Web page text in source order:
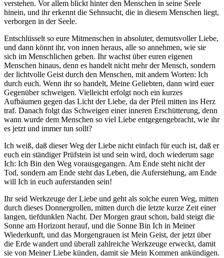
verstehen. Vor allem blickt hinter den Menschen in seine Seele
hinein, und ihr erkennt die Sehnsucht, die in diesem Menschen liegt,
verborgen in der Seele.
Entschlüsselt so eure Mitmenschen in absoluter, demutsvoller Liebe,
und dann könnt ihr, von innen heraus, alle so annehmen, wie sie
sich im Menschlichen geben. Ihr wachst über euren eigenen
Menschen hinaus, denn es handelt nicht mehr der Mensch, sondern
der lichtvolle Geist durch den Menschen, mit andern Worten: Ich
durch euch. Wenn ihr so handelt, Meine Geliebten, dann wird euer
Gegenüber schweigen. Vielleicht erfolgt noch ein kurzes
Aufbäumen gegen das Licht der Liebe, da der Pfeil mitten ins Herz
traf. Danach folgt das Schweigen einer inneren Erschütterung, denn
wann wurde dem Menschen so viel Liebe entgegengebracht, wie ihr
es jetzt und immer tun sollt?
Ich weiß, daß dieser Weg der Liebe nicht einfach für euch ist, daß er
euch ein ständiger Prüfstein ist und sein wird, doch wiederum sage
Ich: Ich Bin den Weg vorausgegangen. Am Ende steht nicht der
Tod, sondern am Ende steht das Leben, die Auferstehung, am Ende
will Ich in euch auferstanden sein!
Ihr seid Werkzeuge der Liebe und geht als solche euren Weg, mitten
durch dieses Donnergrollen, mitten durch die letzte kurze Zeit einer
langen, tiefdunklen Nacht. Der Morgen graut schon, bald steigt die
Sonne am Horizont herauf, und die Sonne Bin Ich in Meiner
Wiederkunft, und das Morgengrauen ist Mein Geist, der jetzt über
die Erde wandert und überall zahlreiche Werkzeuge erweckt, damit
sie von Meiner Liebe künden, damit sie Mein Kommen ankündigen.